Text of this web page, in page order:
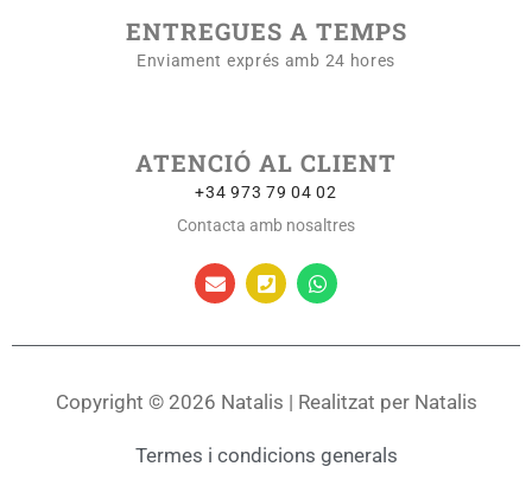
ENTREGUES A TEMPS
Enviament exprés amb 24 hores
ATENCIÓ AL CLIENT
+34 973 79 04 02
Contacta amb nosaltres
Copyright © 2026 Natalis | Realitzat per Natalis
Termes i condicions generals